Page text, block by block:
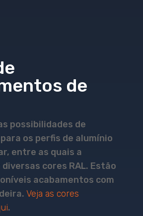
de
possibilidades de
os perfis de alumínio
entre as quais a
cores RAL. Estão
acabamentos com
Veja as cores
.